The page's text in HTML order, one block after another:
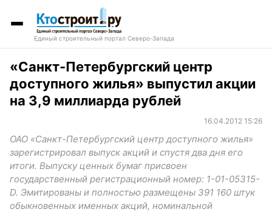
Единый строительный портал Северо-Запада
«Санкт-Петербургский центр
доступного жилья» выпустил акции
на 3,9 миллиарда рублей
16.04.2012 15:26
ОАО «Санкт-Петербургский центр доступного жилья»
зарегистрировал выпуск акций и спустя два дня его
итоги. Выпуску ценных бумаг присвоен
государственный регистрационный номер: 1-01-05315-
D. Эмитированы и полностью размещены 391 160 штук
обыкновенных именных акций, номинальной